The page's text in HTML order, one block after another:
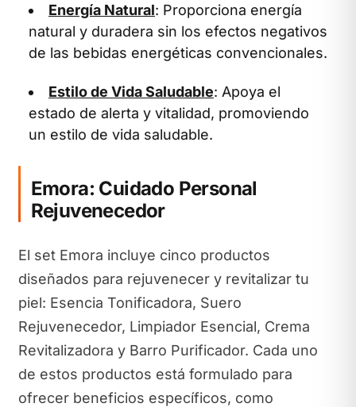
Energía Natural: Proporciona energía
natural y duradera sin los efectos negativos
de las bebidas energéticas convencionales.
Estilo de Vida Saludable: Apoya el
estado de alerta y vitalidad, promoviendo
un estilo de vida saludable.
Emora: Cuidado Personal
Rejuvenecedor
El set Emora incluye cinco productos
diseñados para rejuvenecer y revitalizar tu
piel: Esencia Tonificadora, Suero
Rejuvenecedor, Limpiador Esencial, Crema
Revitalizadora y Barro Purificador. Cada uno
de estos productos está formulado para
ofrecer beneficios específicos, como